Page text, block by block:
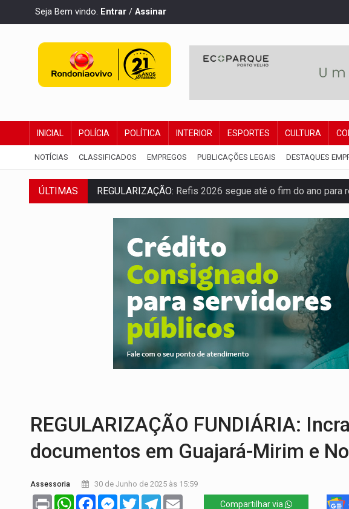
Seja Bem vindo. Entrar / Assinar
INICIAL POLÍCIA POLÍTICA INTERIOR ESPORTES CULTURA
NOTÍCIAS CLASSIFICADOS EMPREGOS PUBLICAÇÕES LEGAIS DESTAQUES
ÚLTIMAS REGULARIZAÇÃO: Refis 2026 segue até o fim do ano para
ROLIM DE MOURA:Programa da Energisa beneficia 60
VIOLÊNCIA VICÁRIA:MPRO obtém condenação de réu a
INDISPONÍVEL: Transparência do Cinderondônia
AMPLIAÇÃO:IGs de Rondônia entram em programa
Acidente envolve cinco veículos em obra de
EDUCAÇÃO:Corumbiara lidera Ideb 2025 entre redes
COMPETIÇÕES:Joer 2026 inicia fases regionais e reúne
REGULARIZAÇÃO FUNDIÁRIA:
documentos em Guajará-Mirim e
Assessoria 30 de Junho de 2025 às 15:59
Print WhatsAppFacebookMessenger
TwitterTelegram Compartilhar via